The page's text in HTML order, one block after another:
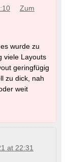
Zum
wurde zu
viele Layouts
geringfügig
zu dick, nah
weit
at 22:31